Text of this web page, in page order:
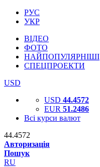
РУС
УКР
ВІДЕО
ФОТО
НАЙПОПУЛЯРНІШІ
СПЕЦПРОЕКТИ
USD
USD 44.4572
EUR 51.2486
Всі курси валют
44.4572
Авторизація
Пошук
RU